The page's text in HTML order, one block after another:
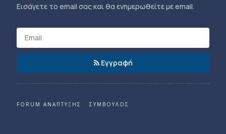
Εισάγετε το email σας και θα ενημερωθείτε με email.
Εγγραφή
FORUM ΑΝΑΠΤΥΞΗΣ ΣΥΜΒΟΥΛΟΣ